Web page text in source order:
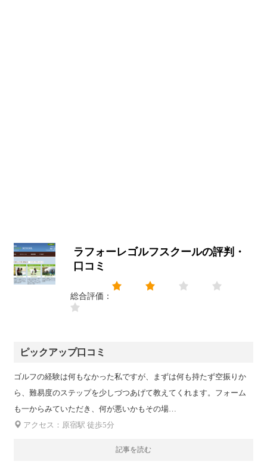
ラフォーレゴルフスクールの評判・
口コミ
総合評価：
ピックアップ口コミ
ゴルフの経験は何もなかった私ですが、まずは何も持たず空振りか
ら、難易度のステップを少しづつあげて教えてくれます。フォーム
も一からみていただき、何が悪いかもその場…
アクセス：原宿駅 徒歩5分
記事を読む